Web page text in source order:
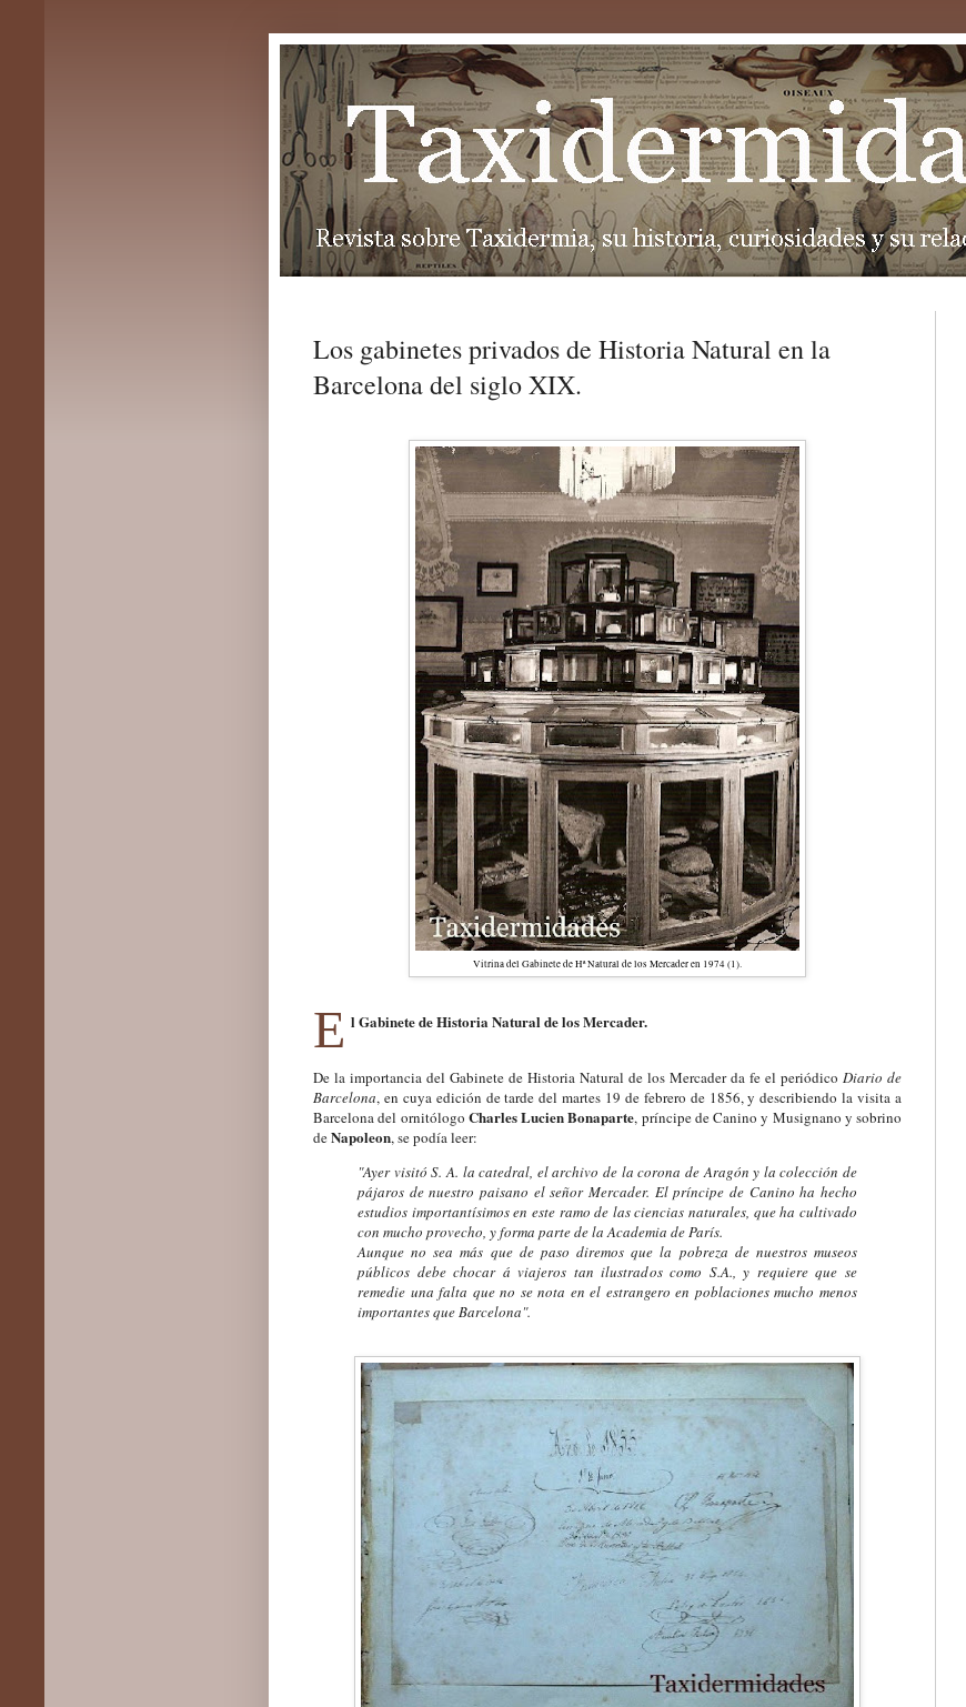
Los gabinetes privados de Historia Natural en la
Barcelona del siglo XIX.
Vitrina del Gabinete de HªNatural de los Mercader en 1974 (1).
E l Gabinete de Historia Natural de los Mercader.
De la importancia del Gabinete de Historia Natural de los Mercader da fe el periódico Diario de
Barcelona, en cuya edición de tarde del martes 19 de febrero de 1856, y describiendo la visita a
Barcelona del ornitólogo Charles Lucien Bonaparte, príncipe de Canino y Musignano y sobrino
deNapoleon, se podía leer:
"Ayer visitó S. A. la catedral, el archivo de la corona de Aragón y la colección de
pájaros de nuestro paisano el señor Mercader. El príncipe de Canino ha hecho
estudios importantísimos en este ramo de las ciencias naturales, que ha cultivado
con mucho provecho, y forma parte de la Academia de París.
Aunque no sea más que de paso diremos que la pobreza de nuestros museos
públicos debe chocar á viajeros tan ilustrados como S.A., y requiere que se
remedie una falta que no se nota en el estrangero en poblaciones mucho menos
importantes que Barcelona".